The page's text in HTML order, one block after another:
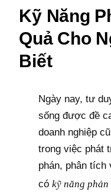
Kỹ Năng
Quả Cho
Biết
Ngày nay, tư
sống được đề
doanh nghiệp
trong việc phát
phán, phân tích
cókỹ năng phản